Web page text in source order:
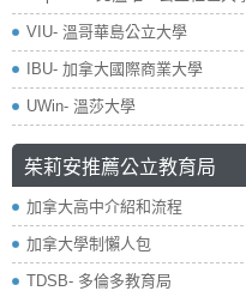
VIU- 溫哥華島公立大學
IBU- 加拿大國際商業大學
UWin- 溫莎大學
茱莉安推薦公立教育局
加拿大高中介紹和流程
加拿大學制懶人包
TDSB- 多倫多教育局